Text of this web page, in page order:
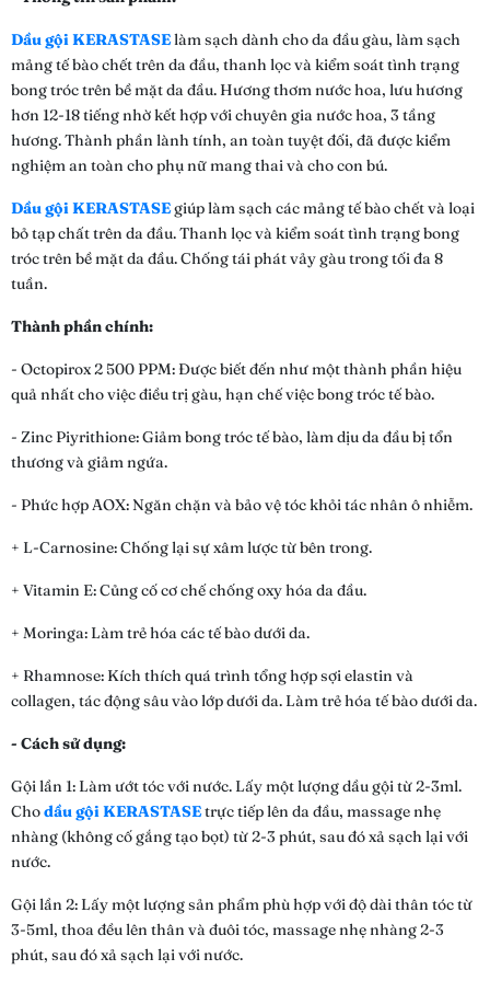
Dầu gội KERASTASElàm sạch dành cho da đầu gàu, làm sạch
mảng tế bào chết trên da đầu, thanh lọc và kiểm soát tình trạng
bong tróc trên bề mặt da đầu. Hương thơm nước hoa, lưu hương
hơn 12-18 tiếng nhờ kết hợp với chuyên gia nước hoa, 3 tầng
hương. Thành phần lành tính, an toàn tuyệt đối, đã được kiểm
nghiệm an toàn cho phụ nữ mang thai và cho con bú.
Dầu gội KERASTASEgiúp làm sạch các mảng tế bào chết và loại
bỏ tạp chất trên da đầu. Thanh lọc và kiểm soát tình trạng bong
tróc trên bề mặt da đầu. Chống tái phát vảy gàu trong tối đa 8
tuần.
Thành phần chính:
- Octopirox 2 500 PPM: Được biết đến như một thành phần hiệu
quả nhất cho việc điều trị gàu, hạn chế việc bong tróc tế bào.
- Zinc Piyrithione: Giảm bong tróc tế bào, làm dịu da đầu bị tổn
thương và giảm ngứa.
- Phức hợp AOX: Ngăn chặn và bảo vệ tóc khỏi tác nhân ô nhiễm.
+ L-Carnosine: Chống lại sự xâm lược từ bên trong.
+ Vitamin E: Củng cố cơ chế chống oxy hóa da đầu.
+ Moringa: Làm trẻ hóa các tế bào dưới da.
+ Rhamnose: Kích thích quá trình tổng hợp sợi elastin và
collagen, tác động sâu vào lớp dưới da. Làm trẻ hóa tế bào dưới da.
- Cách sử dụng:
Gội lần 1: Làm ướt tóc với nước. Lấy một lượng dầu gội từ 2-3ml.
Chodầu gội KERASTASEtrực tiếp lên da đầu, massage nhẹ
nhàng (không cố gắng tạo bọt) từ 2-3 phút, sau đó xả sạch lại với
nước.
Gội lần 2: Lấy một lượng sản phẩm phù hợp với độ dài thân tóc từ
3-5ml, thoa đều lên thân và đuôi tóc, massage nhẹ nhàng 2-3
phút, sau đó xả sạch lại với nước.